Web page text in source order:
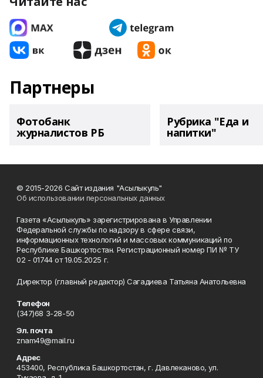
Партнеры
Фотобанк
журналистов РБ
Рубрика "Еда и
напитки"
© 2015-2026 Сайт издания "Асылыкуль"
Об использовании персональных данных
Газета «Асылыкуль» зарегистрирована в Управлении
Федеральной службы по надзору в сфере связи,
информационных технологий и массовых коммуникаций по
Республике Башкортостан. Регистрационный номер ПИ № ТУ
02 - 01744 от 19.05.2025 г.
Директор (главный редактор) Сагадиева Татьяна Анатольевна
Телефон
(347)68 3-28-50
Эл. почта
znam49@mail.ru
Адрес
453400, Республика Башкортостан, г. Давлеканово, ул.